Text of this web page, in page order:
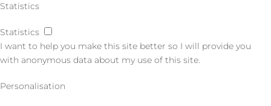
Statistics
Statistics
I want to help you make this site better so I will provide you
with anonymous data about my use of this site.
Personalisation